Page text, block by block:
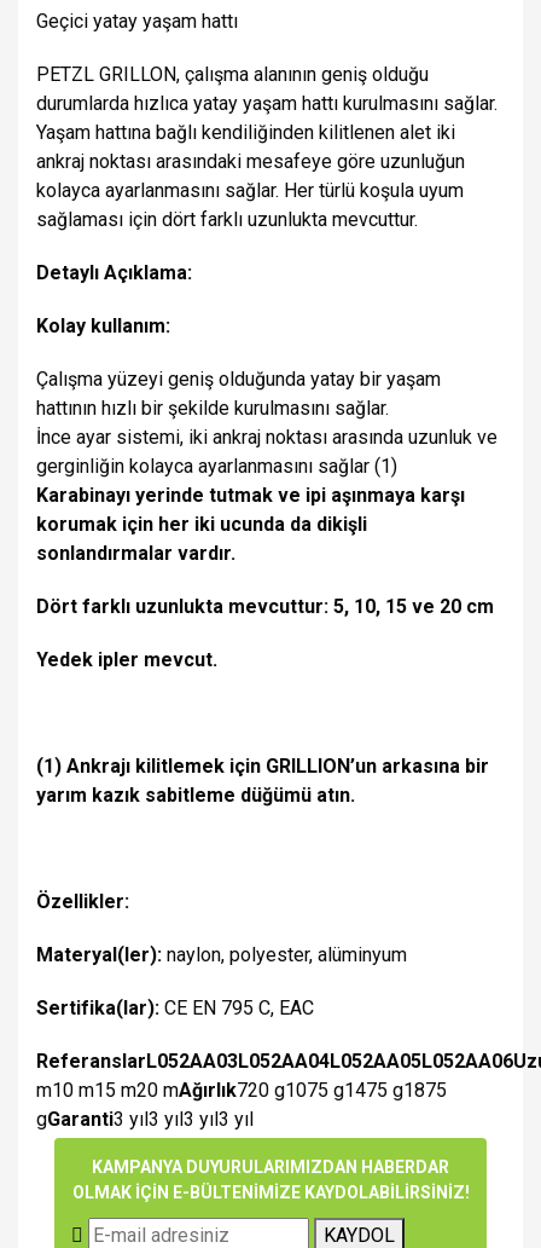
Geçici yatay yaşam hattı
PETZL GRILLON, çalışma alanının geniş olduğu
durumlarda hızlıca yatay yaşam hattı kurulmasını sağlar.
Yaşam hattına bağlı kendiliğinden kilitlenen alet iki
ankraj noktası arasındaki mesafeye göre uzunluğun
kolayca ayarlanmasını sağlar. Her türlü koşula uyum
sağlaması için dört farklı uzunlukta mevcuttur.
Detaylı Açıklama:
Kolay kullanım:
Çalışma yüzeyi geniş olduğunda yatay bir yaşam
hattının hızlı bir şekilde kurulmasını sağlar.
İnce ayar sistemi, iki ankraj noktası arasında uzunluk ve
gerginliğin kolayca ayarlanmasını sağlar (1)
Karabinayı yerinde tutmak ve ipi aşınmaya karşı
korumak için her iki ucunda da dikişli
sonlandırmalar vardır.
Dört farklı uzunlukta mevcuttur: 5, 10, 15 ve 20 cm
Yedek ipler mevcut.
(1) Ankrajı kilitlemek için GRILLION’un arkasına bir
yarım kazık sabitleme düğümü atın.
Özellikler:
Materyal(ler): naylon, polyester, alüminyum
Sertifika(lar): CE EN 795 C, EAC
ReferanslarL052AA03L052AA04L052AA05L052AA06
m10 m15 m20 mAğırlık720 g1075 g1475 g1875
gGaranti3 yıl3 yıl3 yıl3 yıl
Bu ürüne ilk yorumu siz yapın!
Bu ürünün fiyat bilgisi, resim, ürün açıklamalarında ve diğer
konularda yetersiz gördüğünüz noktaları öneri formunu
Görüş ve önerileriniz için teşekkür ederiz.
KAMPANYA DUYURULARIMIZDAN HABERDAR
OLMAK İÇİN E-BÜLTENİMİZE KAYDOLABİLİRSİNİZ!
KAYDOL